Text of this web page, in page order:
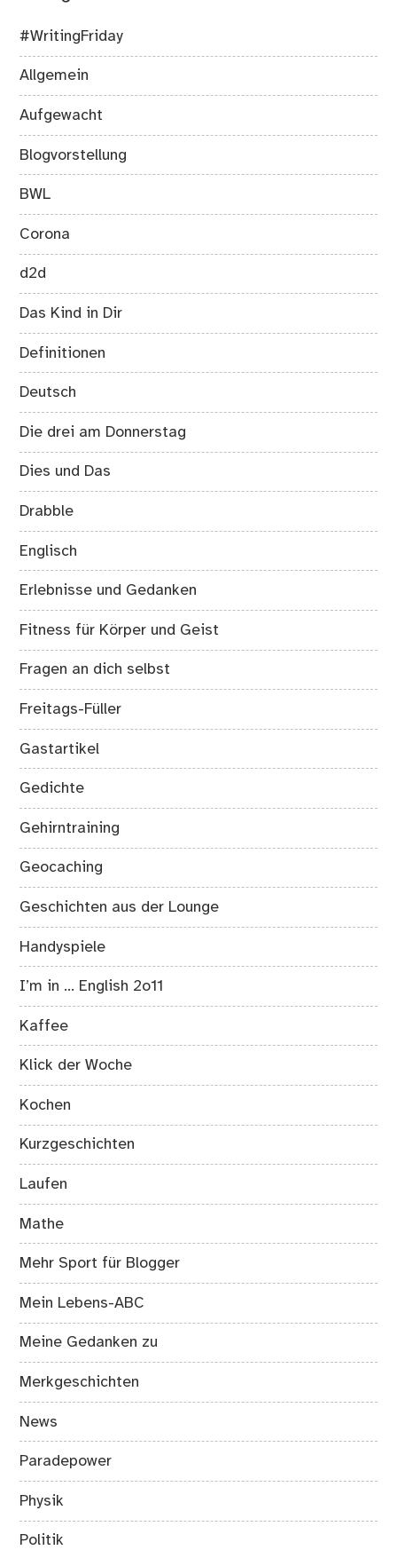
#WritingFriday
Allgemein
Aufgewacht
Blogvorstellung
BWL
Corona
d2d
Das Kind in Dir
Definitionen
Deutsch
Die drei am Donnerstag
Dies und Das
Drabble
Englisch
Erlebnisse und Gedanken
Fitness für Körper und Geist
Fragen an dich selbst
Freitags-Füller
Gastartikel
Gedichte
Gehirntraining
Geocaching
Geschichten aus der Lounge
Handyspiele
I’m in … English 2o11
Kaffee
Klick der Woche
Kochen
Kurzgeschichten
Laufen
Mathe
Mehr Sport für Blogger
Mein Lebens-ABC
Meine Gedanken zu
Merkgeschichten
News
Paradepower
Physik
Politik